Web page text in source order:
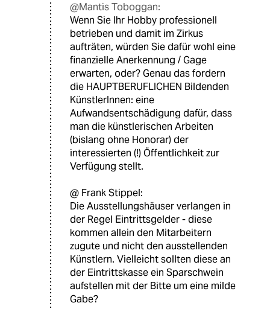
@Mantis Toboggan:
Wenn Sie Ihr Hobby professionell
betrieben und damit im Zirkus
aufträten, würden Sie dafür wohl eine
finanzielle Anerkennung / Gage
erwarten, oder? Genau das fordern
die HAUPTBERUFLICHEN Bildenden
KünstlerInnen: eine
Aufwandsentschädigung dafür, dass
man die künstlerischen Arbeiten
(bislang ohne Honorar) der
interessierten (!) Öffentlichkeit zur
Verfügung stellt.
@ Frank Stippel:
Die Ausstellungshäuser verlangen in
der Regel Eintrittsgelder - diese
kommen allein den Mitarbeitern
zugute und nicht den ausstellenden
Künstlern. Vielleicht sollten diese an
der Eintrittskasse ein Sparschwein
aufstellen mit der Bitte um eine milde
Gabe?